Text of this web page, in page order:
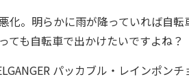
。明らかに雨が降っていれば自
ても自転車で出かけたいですよね？
パッカブル・レインポン